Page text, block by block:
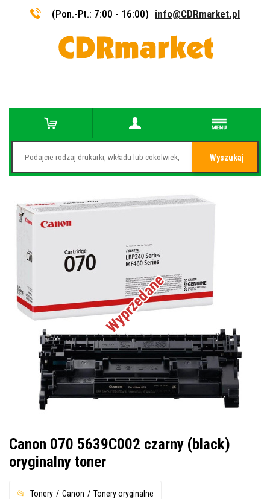
(Pon.-Pt.: 7:00 - 16:00) info@CDRmarket.pl
Wyszukaj
Wyprzedane
Canon 070 5639C002 czarny (black)
oryginalny toner
Tonery Canon Tonery oryginalne